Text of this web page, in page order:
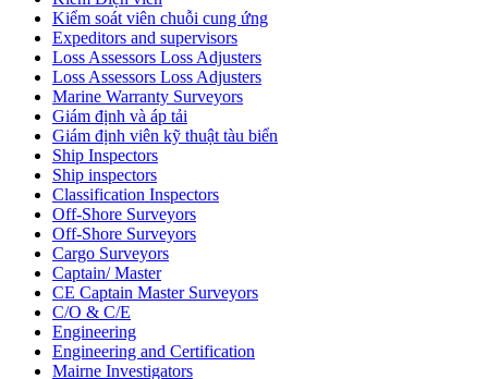
Kiểm soát viên chuỗi cung ứng
Expeditors and supervisors
Loss Assessors Loss Adjusters
Loss Assessors Loss Adjusters
Marine Warranty Surveyors
Giám định và áp tải
Giám định viên kỹ thuật tàu biển
Ship Inspectors
Ship inspectors
Classification Inspectors
Off-Shore Surveyors
Off-Shore Surveyors
Cargo Surveyors
Captain/ Master
CE Captain Master Surveyors
C/O & C/E
Engineering
Engineering and Certification
Mairne Investigators